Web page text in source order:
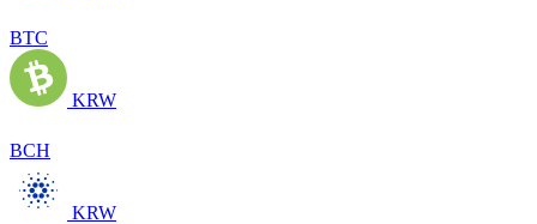
BTC
KRW
BCH
KRW